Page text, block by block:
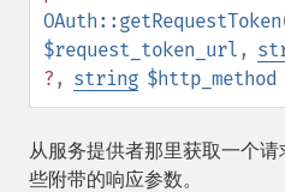
OAuth::getRequestToken
$request_token_url ,
? , string $http_method
从服务提供者那里获取一个
些附带的响应参数。